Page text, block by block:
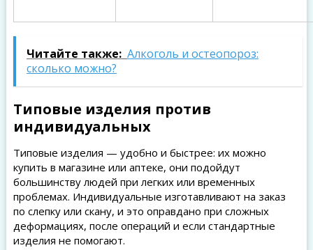
Читайте также: Алкоголь и остеопороз:
сколько можно?
Типовые изделия против
индивидуальных
Типовые изделия — удобно и быстрее: их можно
купить в магазине или аптеке, они подойдут
большинству людей при легких или временных
проблемах. Индивидуальные изготавливают на заказ
по слепку или скану, и это оправдано при сложных
деформациях, после операций и если стандартные
изделия не помогают.